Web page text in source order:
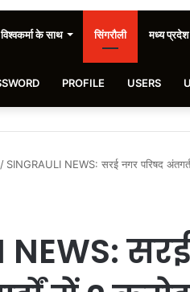
के साथ सिंगरौली मध्य प्रदेश
PROFILE USERS
/ SINGRAULI NEWS: सरई नगर परिषद
NEWS: